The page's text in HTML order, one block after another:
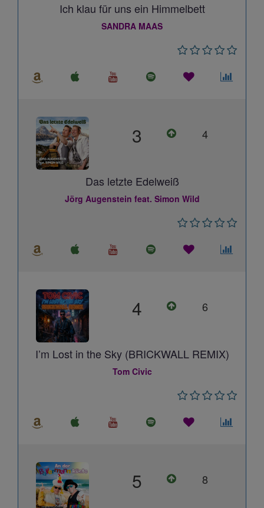
Ich klau für uns ein Himmelbett
SANDRA MAAS
3 4
Das letzte Edelweiß
Jörg Augenstein feat. Simon Wild
4 6
I’m Lost in the Sky (BRICKWALL REMIX)
Tom Civic
5 8